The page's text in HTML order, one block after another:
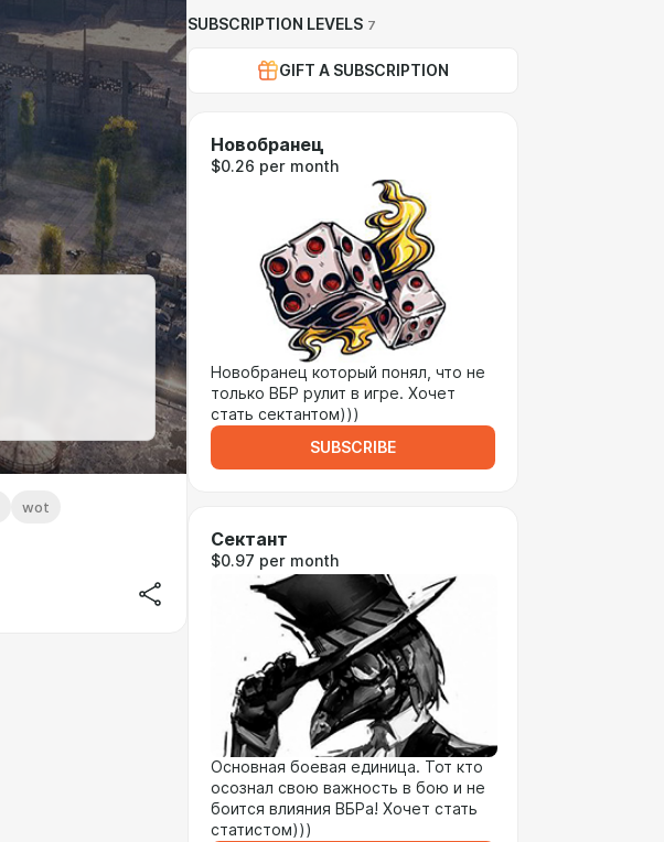
wot
SUBSCRIPTION LEVELS 7
GIFT A SUBSCRIPTION
Новобранец
$0.26 per month
Новобранец который понял, что не
только ВБР рулит в игре. Хочет
стать сектантом)))
SUBSCRIBE
Сектант
$0.97 per month
Основная боевая единица. Тот кто
осознал свою важность в бою и не
боится влияния ВБРа! Хочет стать
статистом)))